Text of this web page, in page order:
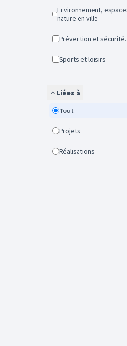
Environnement, espaces verts,
nature en ville
Prévention et sécurité.
Sports et loisirs
Liées à
Tout
Projets
Réalisations